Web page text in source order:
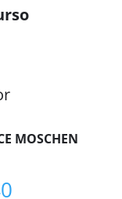
MOSCHEN